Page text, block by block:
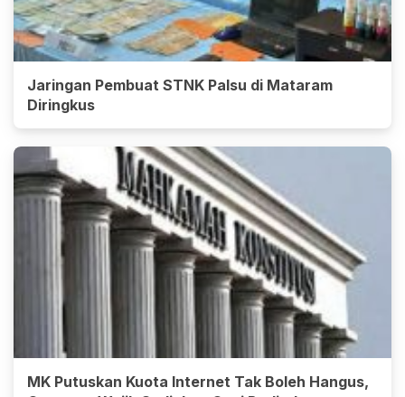
Jaringan Pembuat STNK Palsu di Mataram
Diringkus
MK Putuskan Kuota Internet Tak Boleh Hangus,